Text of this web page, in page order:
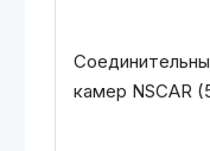
камер NSCAR